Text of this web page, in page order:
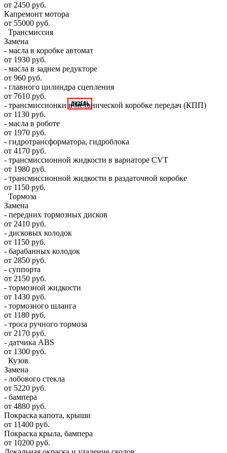
от 2450 руб.
Капремонт мотора
от 55000 руб.
Трансмиссия
Замена
- масла в коробке автомат
от 1930 руб.
- масла в заднем редукторе
от 960 руб.
- главного цилиндра сцепления
от 7610 руб.
- трансмиссионки в механической коробке передач (КПП)
от 1130 руб.
- масла в роботе
от 1970 руб.
- гидротрансформатора, гидроблока
от 4170 руб.
- трансмиссионной жидкости в вариаторе CVT
от 1980 руб.
- трансмиссионной жидкости в раздаточной коробке
от 1150 руб.
Тормоза
Замена
- передних тормозных дисков
от 2410 руб.
- дисковых колодок
от 1150 руб.
- барабанных колодок
от 2850 руб.
- суппорта
от 2150 руб.
- тормозной жидкости
от 1430 руб.
- тормозного шланга
от 1180 руб.
- троса ручного тормоза
от 2170 руб.
- датчика ABS
от 1300 руб.
Кузов
Замена
- лобового стекла
от 5220 руб.
- бампера
от 4880 руб.
Покраска капота, крыши
от 11400 руб.
Покраска крыла, бампера
от 10200 руб.